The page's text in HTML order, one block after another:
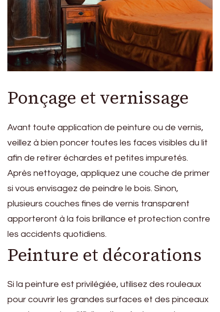
Ponçage et vernissage
Avant toute application de peinture ou de vernis,
veillez à bien poncer toutes les faces visibles du lit
afin de retirer échardes et petites impuretés.
Après nettoyage, appliquez une couche de primer
si vous envisagez de peindre le bois. Sinon,
plusieurs couches fines de vernis transparent
apporteront à la fois brillance et protection contre
les accidents quotidiens.
Peinture et décorations
Si la peinture est privilégiée, utilisez des rouleaux
pour couvrir les grandes surfaces et des pinceaux